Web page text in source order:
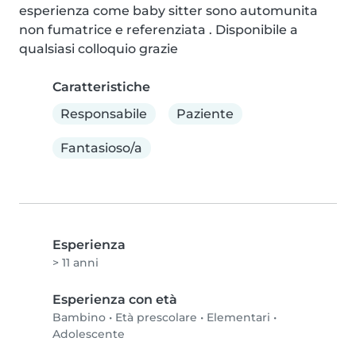
esperienza come baby sitter sono automunita
non fumatrice e referenziata . Disponibile a
qualsiasi colloquio grazie
Caratteristiche
Responsabile
Paziente
Fantasioso/a
Esperienza
> 11 anni
Esperienza con età
Bambino • Età prescolare • Elementari •
Adolescente